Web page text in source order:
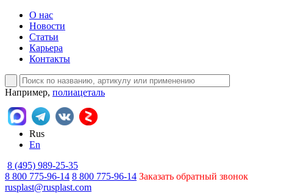
О нас
Новости
Статьи
Карьера
Контакты
Например, полиацеталь
Rus
En
8 (495) 989-25-35
8 800 775-96-14 8 800 775-96-14 Заказать обратный звонок
rusplast@rusplast.com